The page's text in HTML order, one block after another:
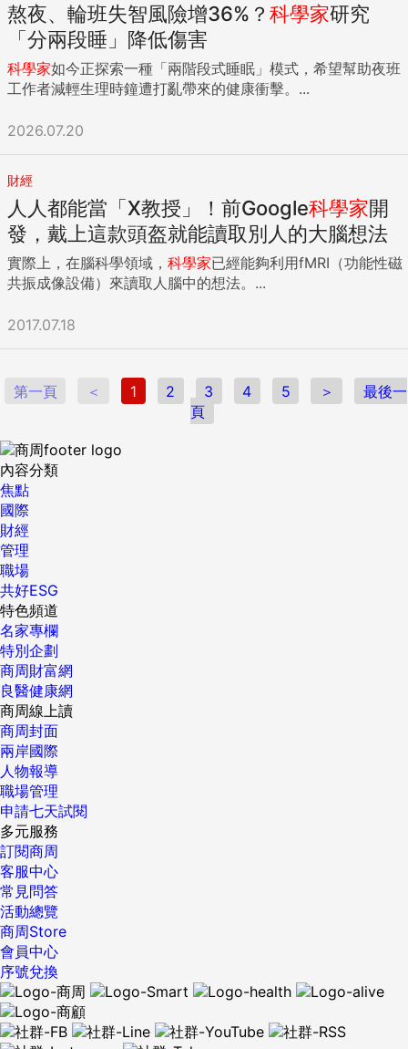
熬夜、輪班失智風險增36%？ 科學家研究
「分兩段睡」降低傷害
科學家如今正探索一種「兩階段式睡眠」模式，希望幫助夜班
工作者減輕生理時鐘遭打亂帶來的健康衝擊。...
2026.07.20
財經
人人都能當「X教授」！前Google科學家開
發，戴上這款頭盔就能讀取別人的大腦想法
實際上，在腦科學領域， 科學家已經能夠利用fMRI（功能性磁
共振成像設備）來讀取人腦中的想法。...
2017.07.18
第一頁 ＜ 1 2 3 4 5 ＞
最後一
頁
內容分類
焦點
國際
財經
管理
職場
共好ESG
特色頻道
名家專欄
特別企劃
商周財富網
良醫健康網
商周線上讀
商周封面
兩岸國際
人物報導
職場管理
申請七天試閱
多元服務
訂閱商周
客服中心
常見問答
活動總覽
商周Store
會員中心
序號兌換